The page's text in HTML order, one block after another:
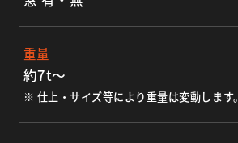
重量
約7t〜
※ 仕上・サイズ等により重量は変動します。